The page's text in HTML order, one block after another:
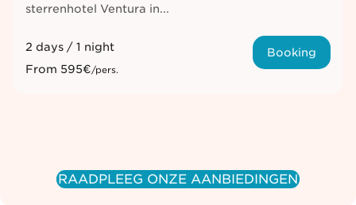
sterrenhotel Ventura in...
2 days / 1 night
From 595€/pers.
Booking
RAADPLEEG ONZE AANBIEDINGEN